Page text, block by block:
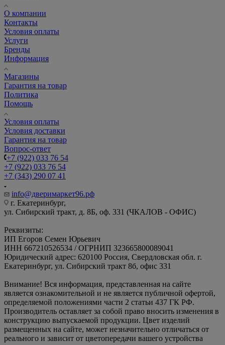
О компании
Контакты
Условия оплаты
Услуги
Бренды
Информация
Магазины
Гарантия на товар
Политика
Помощь
Условия оплаты
Условия доставки
Гарантия на товар
Вопрос-ответ
+7 (922) 033 76 54
+7 (922) 033 76 54
+7 (343) 290 07 41
info@дверимаркет96.рф
г. Екатеринбург,
ул. Сибирский тракт, д. 8Б, оф. 331 (ЧКАЛОВ - ОФИС)
Реквизиты:
ИП Егоров Семен Юрьевич
ИНН 667210526534 / ОГРНИП 323665800089041
Юридический адрес: 620100 Россия, Свердловская обл. г.
Екатеринбург, ул. Сибирский тракт 8б, офис 331
Внимание! Вся информация, представленная на сайте
является ознакомительной и не является публичной офертой,
определяемой положениями части 2 статьи 437 ГК РФ.
Производитель оставляет за собой право вносить изменения в
конструкцию выпускаемой продукции. Цвет изделий
размещенных на сайте, может незначительно отличаться от
реального и зависит от цветопередачи вашего устройства